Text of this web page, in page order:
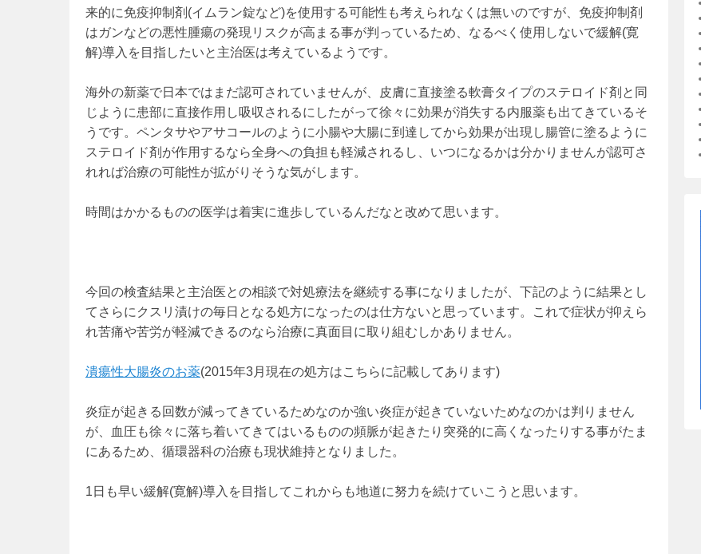
来的に免疫抑制剤(イムラン錠など)を使用する可能性も考えられなくは無いのですが、免疫抑制剤
はガンなどの悪性腫瘍の発現リスクが高まる事が判っているため、なるべく使用しないで緩解(寛
解)導入を目指したいと主治医は考えているようです。
海外の新薬で日本ではまだ認可されていませんが、皮膚に直接塗る軟膏タイプのステロイド剤と同
じように患部に直接作用し吸収されるにしたがって徐々に効果が消失する内服薬も出てきているそ
うです。ペンタサやアサコールのように小腸や大腸に到達してから効果が出現し腸管に塗るように
ステロイド剤が作用するなら全身への負担も軽減されるし、いつになるかは分かりませんが認可さ
れれば治療の可能性が拡がりそうな気がします。
時間はかかるものの医学は着実に進歩しているんだなと改めて思います。
今回の検査結果と主治医との相談で対処療法を継続する事になりましたが、下記のように結果とし
てさらにクスリ漬けの毎日となる処方になったのは仕方ないと思っています。これで症状が抑えら
れ苦痛や苦労が軽減できるのなら治療に真面目に取り組むしかありません。
潰瘍性大腸炎のお薬(2015年3月現在の処方はこちらに記載してあります)
炎症が起きる回数が減ってきているためなのか強い炎症が起きていないためなのかは判りません
が、血圧も徐々に落ち着いてきてはいるものの頻脈が起きたり突発的に高くなったりする事がたま
にあるため、循環器科の治療も現状維持となりました。
1日も早い緩解(寛解)導入を目指してこれからも地道に努力を続けていこうと思います。